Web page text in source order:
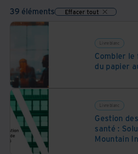
39 éléments Effacer tout
Livre blanc
Combler le
du papier
Livre blanc
Gestion
santé :
Mountain